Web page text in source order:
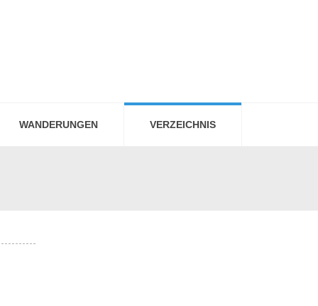
WANDERUNGEN VERZEICHNIS